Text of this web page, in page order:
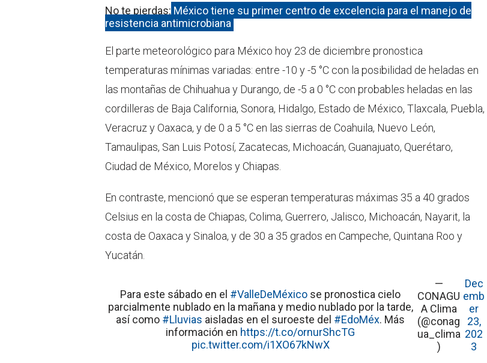
No te pierdas: México tiene su primer centro de excelencia para el manejo de
resistencia antimicrobiana
El parte meteorológico para México hoy 23 de diciembre pronostica
temperaturas mínimas variadas: entre -10 y -5 °C con la posibilidad de heladas en
las montañas de Chihuahua y Durango, de -5 a 0 °C con probables heladas en las
cordilleras de Baja California, Sonora, Hidalgo, Estado de México, Tlaxcala, Puebla,
Veracruz y Oaxaca, y de 0 a 5 °C en las sierras de Coahuila, Nuevo León,
Tamaulipas, San Luis Potosí, Zacatecas, Michoacán, Guanajuato, Querétaro,
Ciudad de México, Morelos y Chiapas.
En contraste, mencionó que se esperan temperaturas máximas 35 a 40 grados
Celsius en la costa de Chiapas, Colima, Guerrero, Jalisco, Michoacán, Nayarit, la
costa de Oaxaca y Sinaloa, y de 30 a 35 grados en Campeche, Quintana Roo y
Yucatán.
Para este sábado en el #ValleDeMéxico se pronostica cielo
parcialmente nublado en la mañana y medio nublado por la tarde,
así como #Lluvias aisladas en el suroeste del #EdoMéx. Más
información en https://t.co/ornurShcTG
pic.twitter.com/i1XO67kNwX
—
CONAGU
A Clima
(@conag
ua_clima
)
Dec
emb
er
23,
202
3